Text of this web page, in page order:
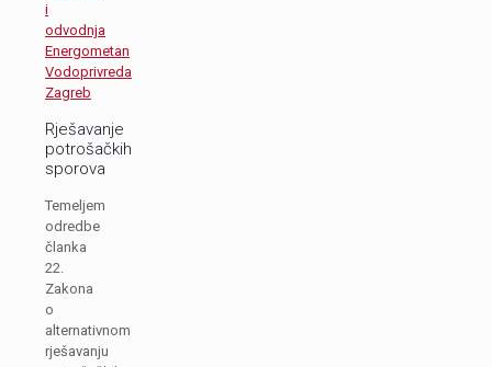
i
odvodnja
Energometan
Vodoprivreda
Zagreb
Rješavanje
potrošačkih
sporova
Temeljem
odredbe
članka
22.
Zakona
o
alternativnom
rješavanju